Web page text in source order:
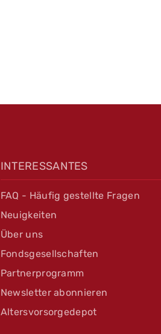
INTERESSANTES
FAQ - Häufig gestellte Fragen
Neuigkeiten
Über uns
Fondsgesellschaften
Partnerprogramm
Newsletter abonnieren
Altersvorsorgedepot